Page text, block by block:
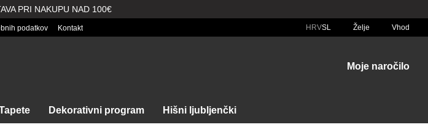
PRI NAKUPU NAD 100€
podatkov Kontakt HRVSL Želje Vhod
Moje naročilo
Dekorativni program Hišni ljubljenčki